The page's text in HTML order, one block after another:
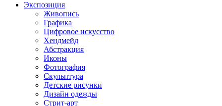
Экспозиция
Живопись
Графика
Цифровое искусство
Хендмейд
Абстракция
Иконы
Фотография
Скульптура
Детские рисунки
Дизайн одежды
Стрит-арт